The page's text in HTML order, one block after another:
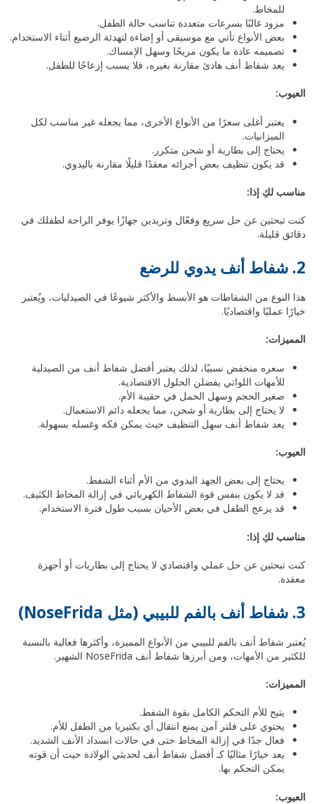
للمخاط.
مزود غالبًا بسرعات متعددة تناسب حالة الطفل.
بعض الأنواع تأتي مع موسيقى أو إضاءة لتهدئة الرضيع أثناء الاستخدام.
تصميمه عادة ما يكون مريحًا وسهل الإمساك.
يعد شفاط أنف هادئ مقارنة بغيره، فلا يسبب إزعاجًا للطفل.
العيوب:
يعتبر أغلى سعرًا من الأنواع الأخرى، مما يجعله غير مناسب لكل
الميزانيات.
يحتاج إلى بطارية أو شحن متكرر.
قد يكون تنظيف بعض أجزائه معقدًا قليلًا مقارنة باليدوي.
مناسب لكِ إذا:
كنت تبحثين عن حل سريع وفعّال وتريدين جهازًا يوفر الراحة لطفلك في
دقائق قليلة.
2. شفاط أنف يدوي للرضع
هذا النوع من الشفاطات هو الأبسط والأكثر شيوعًا في الصيدليات، ويُعتبر
خيارًا عمليًا واقتصاديًا.
المميزات:
سعره منخفض نسبيًا، لذلك يعتبر أفضل شفاط أنف من الصيدلية
للأمهات اللواتي يفضلن الحلول الاقتصادية.
صغير الحجم وسهل الحمل في حقيبة الأم.
لا يحتاج إلى بطارية أو شحن، مما يجعله دائم الاستعمال.
يعد شفاط أنف سهل التنظيف حيث يمكن فكه وغسله بسهولة.
العيوب:
يحتاج إلى بعض الجهد اليدوي من الأم أثناء الشفط.
قد لا يكون بنفس قوة الشفاط الكهربائي في إزالة المخاط الكثيف.
قد يزعج الطفل في بعض الأحيان بسبب طول فترة الاستخدام.
مناسب لكِ إذا:
كنت تبحثين عن حل عملي واقتصادي لا يحتاج إلى بطاريات أو أجهزة
معقدة.
3. شفاط أنف بالفم للبيبي (مثل NoseFrida)
يُعتبر شفاط أنف بالفم للبيبي من الأنواع المميزة، وأكثرها فعالية بالنسبة
للكثير من الأمهات، ومن أبرزها شفاط أنف NoseFrida الشهير.
المميزات:
يتيح للأم التحكم الكامل بقوة الشفط.
يحتوي على فلتر آمن يمنع انتقال أي بكتيريا من الطفل للأم.
فعال جدًا في إزالة المخاط حتى في حالات انسداد الأنف الشديد.
يعد خيارًا مثاليًا كـ أفضل شفاط أنف لحديثي الولادة حيث أن قوته
يمكن التحكم بها.
العيوب: